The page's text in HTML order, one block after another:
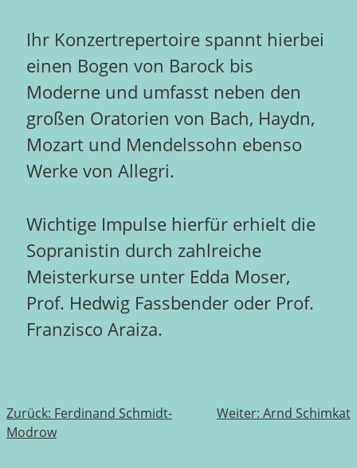
Ihr Konzertrepertoire spannt hierbei
einen Bogen von Barock bis
Moderne und umfasst neben den
großen Oratorien von Bach, Haydn,
Mozart und Mendelssohn ebenso
Werke von Allegri.
Wichtige Impulse hierfür erhielt die
Sopranistin durch zahlreiche
Meisterkurse unter Edda Moser,
Prof. Hedwig Fassbender oder Prof.
Franzisco Araiza.
Beitragsnavigation
Zurück: Ferdinand Schmidt-
Modrow
Weiter: Arnd Schimkat